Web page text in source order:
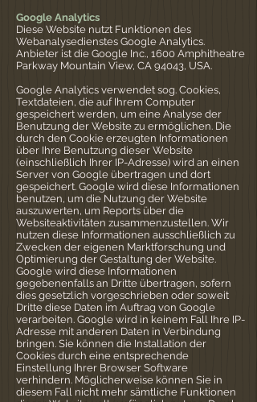
Google Analytics
Diese Website nutzt Funktionen des
Webanalysedienstes Google Analytics.
Anbieter ist die Google Inc., 1600 Amphitheatre
Parkway Mountain View, CA 94043, USA.
Google Analytics verwendet sog. Cookies,
Textdateien, die auf Ihrem Computer
gespeichert werden, um eine Analyse der
Benutzung der Website zu ermöglichen. Die
durch den Cookie erzeugten Informationen
über Ihre Benutzung dieser Website
(einschließlich Ihrer IP-Adresse) wird an einen
Server von Google übertragen und dort
gespeichert. Google wird diese Informationen
benutzen, um die Nutzung der Website
auszuwerten, um Reports über die
Websiteaktivitäten zusammenzustellen. Wir
nutzen diese Informationen ausschließlich zu
Zwecken der eigenen Marktforschung und
Optimierung der Gestaltung der Website.
Google wird diese Informationen
gegebenenfalls an Dritte übertragen, sofern
dies gesetzlich vorgeschrieben oder soweit
Dritte diese Daten im Auftrag von Google
verarbeiten. Google wird in keinem Fall Ihre IP-
Adresse mit anderen Daten in Verbindung
bringen. Sie können die Installation der
Cookies durch eine entsprechende
Einstellung Ihrer Browser Software
verhindern. Möglicherweise können Sie in
diesem Fall nicht mehr sämtliche Funktionen